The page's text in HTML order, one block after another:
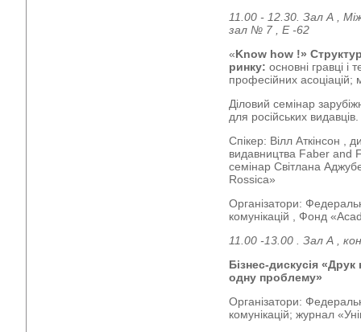
11.00 - 12.30. Зал А ,
зал № 7 , Е -62
«Know how !»
ринку: основні гравці і
професійних асоціацій;
Діловий семінар
для російських видавців.
Спікер: Вілл Аткінсон ,
видавництва Faber and
семінар Світлана
Rossica»
Організатори:
комунікацій , Фонд
11.00 -13.00 . Зал А ,
Бізнес-дискусія
одну проблему»
Організатори:
комунікацій; журнал